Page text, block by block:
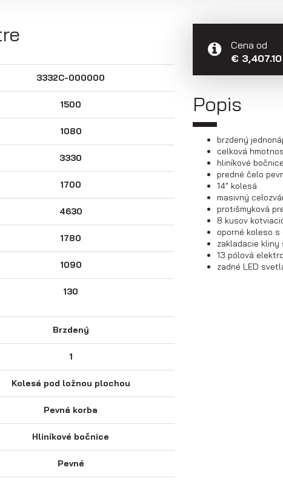
3332C-000000
1500
1080
3330
1700
4630
1780
1090
130
Brzdený
1
Kolesá pod ložnou plochou
Pevná korba
Hliníkové bočnice
Pevné
Cena od
€
Popis
brzdený
celková
hliníkové
predné čelo
14" kolesá
masivný
protišmyková
8 kusov
oporné koleso s
zakladacie kliny
13 pólová
zadné LED